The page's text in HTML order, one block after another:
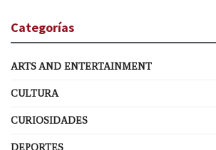
Categorías
ARTS AND ENTERTAINMENT
CULTURA
CURIOSIDADES
DEPORTES